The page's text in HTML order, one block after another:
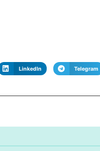
LinkedIn Telegram